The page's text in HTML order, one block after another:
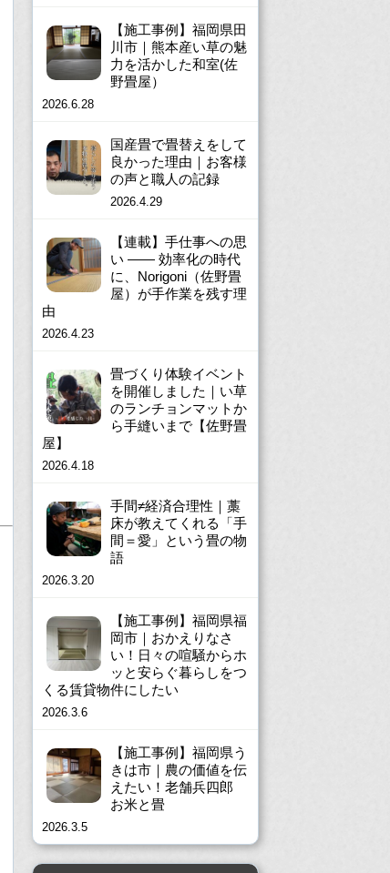
【施工事例】福岡県田
川市｜熊本産い草の魅
力を活かした和室(佐
野畳屋）
2026.6.28
国産畳で畳替えをして
良かった理由｜お客様
の声と職人の記録
2026.4.29
【連載】手仕事への思
い ―― 効率化の時代
に、Norigoni（佐野畳
屋）が手作業を残す理
由
2026.4.23
畳づくり体験イベント
を開催しました｜い草
のランチョンマットか
ら手縫いまで【佐野畳
屋】
2026.4.18
手間≠経済合理性｜藁
床が教えてくれる「手
間＝愛」という畳の物
語
2026.3.20
【施工事例】福岡県福
岡市｜おかえりなさ
い！日々の喧騒からホ
ッと安らぐ暮らしをつ
くる賃貸物件にしたい
2026.3.6
【施工事例】福岡県う
きは市｜農の価値を伝
えたい！老舗兵四郎
お米と畳
2026.3.5